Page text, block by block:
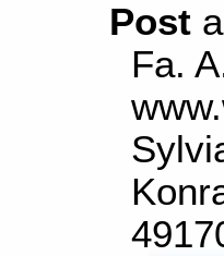
Post
Fa.